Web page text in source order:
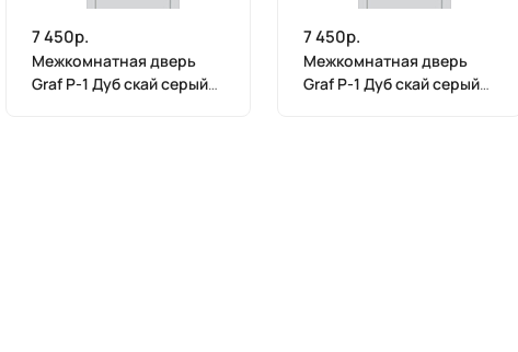
7 450р.
Межкомнатная дверь
Graf P-1 Дуб скай серый
7 450р.
Межкомнатная дверь
Graf P-1 Дуб скай серый